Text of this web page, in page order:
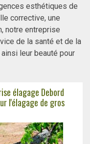
esthétiques de
corrective, une
notre entreprise
de la santé et de la
leur beauté pour
élagage Debord
l'élagage de gros